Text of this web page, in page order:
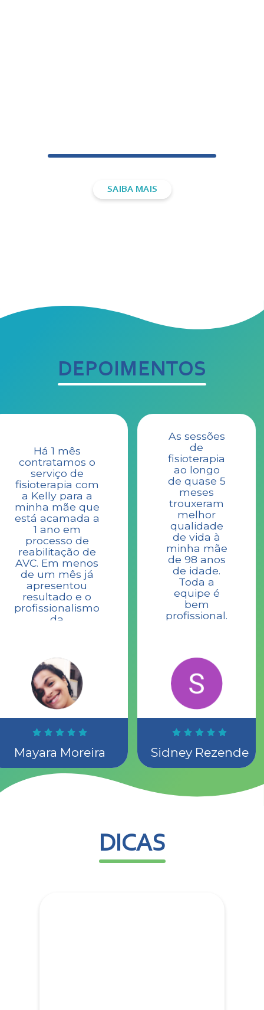
SAIBA MAIS
DEPOIMENTOS
Há 1 mês
contratamos o
serviço de
fisioterapia com
a Kelly para a
minha mãe que
está acamada a
1 ano em
processo de
reabilitação de
AVC. Em menos
de um mês já
apresentou
resultado e o
profissionalismo
da
diferencial nos
atendimentos.
Não tenho
palavras para
agradecer a
equipe,
Gratidão
Quem está
pensando em
Mayara Moreira
As sessões
de
fisioterapia
ao longo
de quase 5
meses
trouxeram
melhor
qualidade
de vida à
minha mãe
de 98 anos
de idade.
Toda a
equipe é
bem
profissional.
Sidney Rezende
DICAS